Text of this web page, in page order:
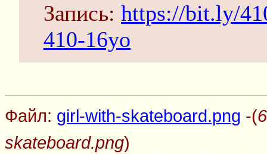
Запись: https://bit.ly/
410-16yo
Файл: girl-with-skateboard.png -(
skateboard.png)